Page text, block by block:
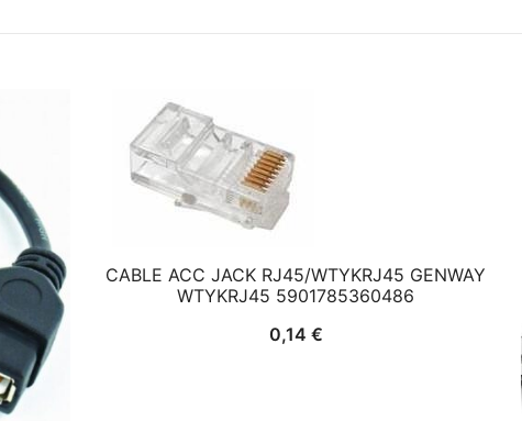
CABLE ACC JACK RJ45/WTYKRJ45 GENWAY
WTYKRJ45 5901785360486
0,14 €